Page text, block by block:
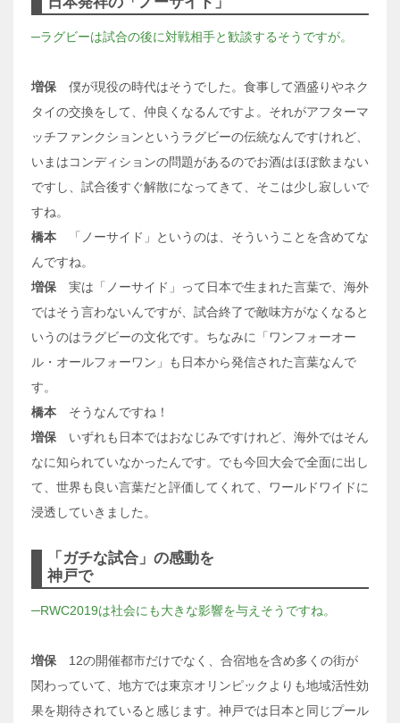
─ラグビーは試合の後に対戦相手と歓談するそうですが。
増保 僕が現役の時代はそうでした。食事して酒盛りやネク
タイの交換をして、仲良くなるんですよ。それがアフターマ
ッチファンクションというラグビーの伝統なんですけれど、
いまはコンディションの問題があるのでお酒はほぼ飲まない
ですし、試合後すぐ解散になってきて、そこは少し寂しいで
すね。
橋本 「ノーサイド」というのは、そういうことを含めてな
んですね。
増保 実は「ノーサイド」って日本で生まれた言葉で、海外
ではそう言わないんですが、試合終了で敵味方がなくなると
いうのはラグビーの文化です。ちなみに「ワンフォーオー
ル・オールフォーワン」も日本から発信された言葉なんで
す。
橋本 そうなんですね！
増保 いずれも日本ではおなじみですけれど、海外ではそん
なに知られていなかったんです。でも今回大会で全面に出し
て、世界も良い言葉だと評価してくれて、ワールドワイドに
浸透していきました。
「ガチな試合」の感動を
神戸で
─RWC2019は社会にも大きな影響を与えそうですね。
増保 12の開催都市だけでなく、合宿地を含め多くの街が
関わっていて、地方では東京オリンピックよりも地域活性効
果を期待されていると感じます。神戸では日本と同じプール